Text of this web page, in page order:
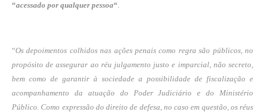
“acessado por qualquer pessoa“.
“Os depoimentos colhidos nas ações penais como regra são públicos, no
propósito de assegurar ao réu julgamento justo e imparcial, não secreto,
bem como de garantir à sociedade a possibilidade de fiscalização e
acompanhamento da atuação do Poder Judiciário e do Ministério
Público. Como expressão do direito de defesa, no caso em questão, os réus